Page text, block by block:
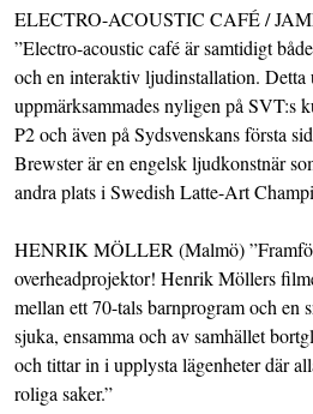
ELECTRO-ACOUSTIC CAFÉ /
”Electro-acoustic café är samtidigt
och en interaktiv ljudinstallation.
uppmärksammades nyligen på SVT:s
P2 och även på Sydsvenskans första
Brewster är en engelsk ljudkonstnär
andra plats i Swedish Latte-Art
HENRIK MÖLLER (Malmö)
overheadprojektor! Henrik Möllers
mellan ett 70-tals barnprogram och en
sjuka, ensamma och av samhället
och tittar in i upplysta lägenheter där
roliga saker.”